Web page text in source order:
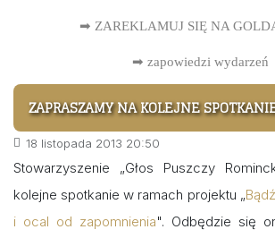
➡ ZAREKLAMUJ SIĘ NA
➡ zapowiedzi wydarzeń
ZAPRASZAMY NA KOLEJNE
18 listopada 2013 20:50
Stowarzyszenie „Głos Puszczy
kolejne spotkanie w ramach projektu „
i ocal od zapomnienia". Odbędzie się